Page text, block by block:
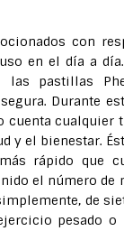
con
en el día a
las pastillas
Durante
cuenta cualquier
y el bienestar.
rápido que
el número de
de
pesado